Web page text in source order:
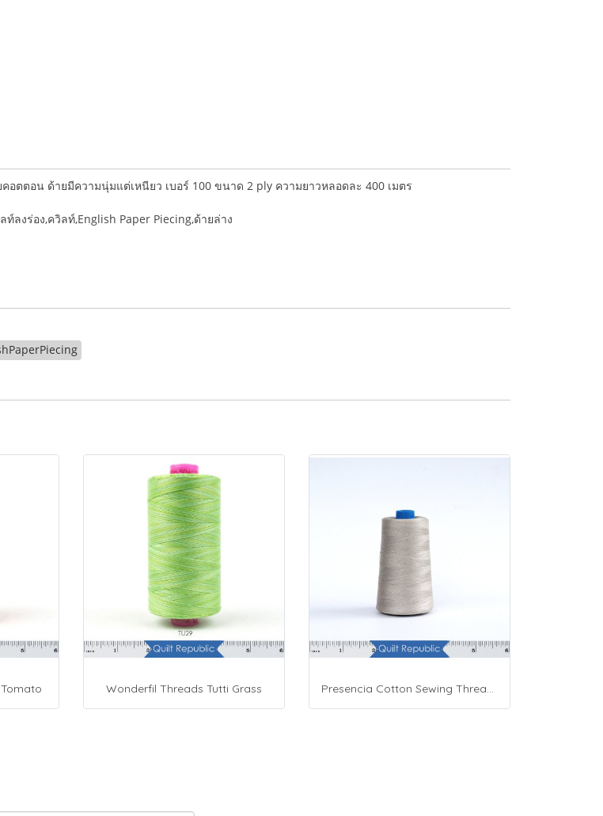
ตตอน ด้ายมีความนุ่มแต่เหนียว เบอร์ 100 ขนาด 2 ply ความยาวหลอดละ 400 เมตร
ลงร่อง,ควิลท์,English Paper Piecing,ด้ายล่าง
Wonderfil Threads Tutti Grass Presencia Cotton Sewing Thread 3-ply 60wt 4882 Yards Grey